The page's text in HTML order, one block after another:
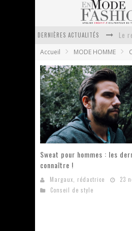
DERNIÈRES ACTUALITÉS
Accueil MODE HOMME
Sweat pour hommes : les
connaître !
Margaux, rédactrice
23
Conseil de style